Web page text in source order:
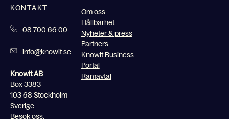
KONTAKT
08 700 66 00
info@knowit.se
Knowit AB
Box 3383
103 68 Stockholm
Sverige
Besök oss:
Om oss
Hållbarhet
Nyheter & press
Partners
Knowit Business
Portal
Ramavtal